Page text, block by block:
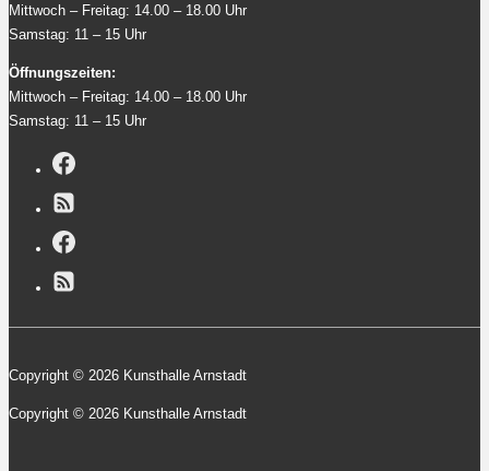
Mittwoch – Freitag: 14.00 – 18.00 Uhr
Samstag: 11 – 15 Uhr
Öffnungszeiten:
Mittwoch – Freitag: 14.00 – 18.00 Uhr
Samstag: 11 – 15 Uhr
Copyright © 2026 Kunsthalle Arnstadt
Copyright © 2026 Kunsthalle Arnstadt